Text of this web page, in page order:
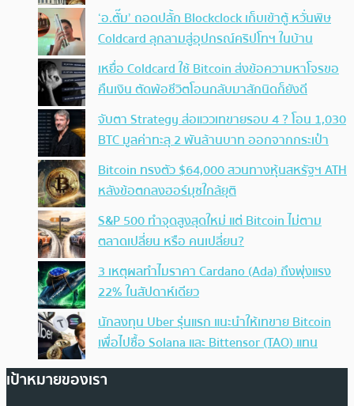
‘อ.ตั๊ม’ ถอดปลั้ก Blockclock เก็บเข้าตู้ หวั่นพิษ
Coldcard ลุกลามสู่อุปกรณ์คริปโทฯ ในบ้าน
เหยื่อ Coldcard ใช้ Bitcoin ส่งข้อความหาโจรขอ
คืนเงิน ตัดพ้อชีวิตโอนกลับมาสักนิดก็ยังดี
จับตา Strategy ส่อแววเทขายรอบ 4 ? โอน 1,030
BTC มูลค่าทะลุ 2 พันล้านบาท ออกจากกระเป๋า
Bitcoin ทรงตัว $64,000 สวนทางหุ้นสหรัฐฯ ATH
หลังข้อตกลงฮอร์มุซใกล้ยุติ
S&P 500 ทำจุดสูงสุดใหม่ แต่ Bitcoin ไม่ตาม
ตลาดเปลี่ยน หรือ คนเปลี่ยน?
3 เหตุผลทำไมราคา Cardano (Ada) ถึงพุ่งแรง
22% ในสัปดาห์เดียว
นักลงทุน Uber รุ่นแรก แนะนำให้เทขาย Bitcoin
เพื่อไปซื้อ Solana และ Bittensor (TAO) แทน
เป้าหมายของเรา